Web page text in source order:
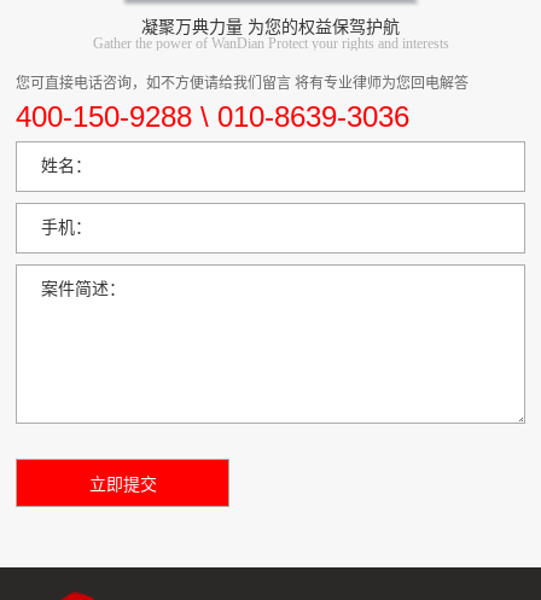
凝聚万典力量 为您的权益保驾护航
Gather the power of WanDian Protect your rights and interests
您可直接电话咨询，如不方便请给我们留言 将有专业律师为您回电解答
400-150-9288 \ 010-8639-3036
姓名：
手机：
案件简述：